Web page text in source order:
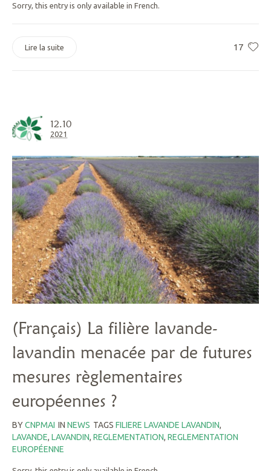
Sorry, this entry is only available in French.
17
Lire la suite
12.10
2021
(Français) La filière lavande-
lavandin menacée par de futures
mesures règlementaires
européennes ?
BYCNPMAI IN NEWS TAGS FILIERE LAVANDE LAVANDIN,
LAVANDE, LAVANDIN, REGLEMENTATION, REGLEMENTATION
EUROPÉENNE